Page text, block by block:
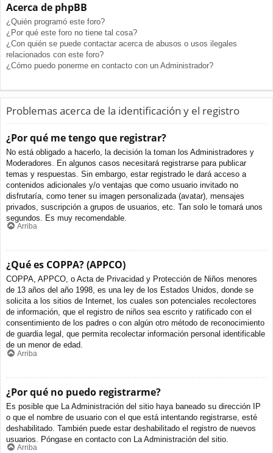
Acerca de phpBB
¿Quién programó este foro?
¿Por qué este foro no tiene tal cosa?
¿Con quién se puede contactar acerca de abusos o usos ilegales
relacionados con este foro?
¿Cómo puedo ponerme en contacto con un Administrador?
Problemas acerca de la identificación y el registro
¿Por qué me tengo que registrar?
No está obligado a hacerlo, la decisión la toman los Administradores y
Moderadores. En algunos casos necesitará registrarse para publicar
temas y respuestas. Sin embargo, estar registrado le dará acceso a
contenidos adicionales y/o ventajas que como usuario invitado no
disfrutaría, como tener su imagen personalizada (avatar), mensajes
privados, suscripción a grupos de usuarios, etc. Tan solo le tomará unos
segundos. Es muy recomendable.
Arriba
¿Qué es COPPA? (APPCO)
COPPA, APPCO, o Acta de Privacidad y Protección de Niños menores
de 13 años del año 1998, es una ley de los Estados Unidos, donde se
solicita a los sitios de Internet, los cuales son potenciales recolectores
de información, que el registro de niños sea escrito y ratificado con el
consentimiento de los padres o con algún otro método de reconocimiento
de guardia legal, que permita recolectar información personal identificable
de un menor de edad.
Arriba
¿Por qué no puedo registrarme?
Es posible que La Administración del sitio haya baneado su dirección IP
o que el nombre de usuario con el que está intentando registrarse, esté
deshabilitado. También puede estar deshabilitado el registro de nuevos
usuarios. Póngase en contacto con La Administración del sitio.
Arriba